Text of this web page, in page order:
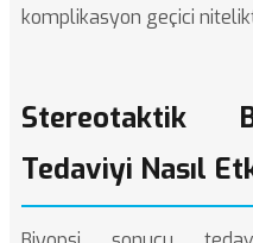
komplikasyon geçici
Stereotaktik
Tedaviyi Nasıl